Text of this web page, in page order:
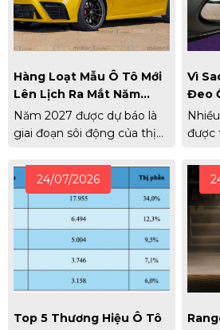
Hàng Loạt Mẫu Ô Tô Mới
Lên Lịch Ra Mắt Năm
2027
Năm 2027 được dự báo là
giai đoạn sôi động của thị
hàng loạt mẫu xe mới, từ xe
thể thao, SUV hybrid đến
bán tải điện. Nhiều cái tên
được quan tâm như Toyota
Celica hay Nissan Skyline
cũng sẽ trở lại.
Vì
Đeo
được
thoát
gầm.
thiết
24/07/2026
Top 5 Thương Hiệu Ô Tô